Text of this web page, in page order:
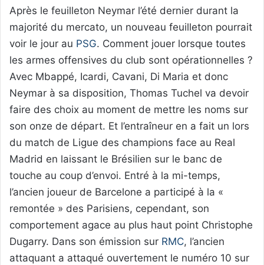
Après le feuilleton Neymar l’été dernier durant la
majorité du mercato, un nouveau feuilleton pourrait
voir le jour au PSG. Comment jouer lorsque toutes
les armes offensives du club sont opérationnelles ?
Avec Mbappé, Icardi, Cavani, Di Maria et donc
Neymar à sa disposition, Thomas Tuchel va devoir
faire des choix au moment de mettre les noms sur
son onze de départ. Et l’entraîneur en a fait un lors
du match de Ligue des champions face au Real
Madrid en laissant le Brésilien sur le banc de
touche au coup d’envoi. Entré à la mi-temps,
l’ancien joueur de Barcelone a participé à la «
remontée » des Parisiens, cependant, son
comportement agace au plus haut point Christophe
Dugarry. Dans son émission sur RMC, l’ancien
attaquant a attaqué ouvertement le numéro 10 sur